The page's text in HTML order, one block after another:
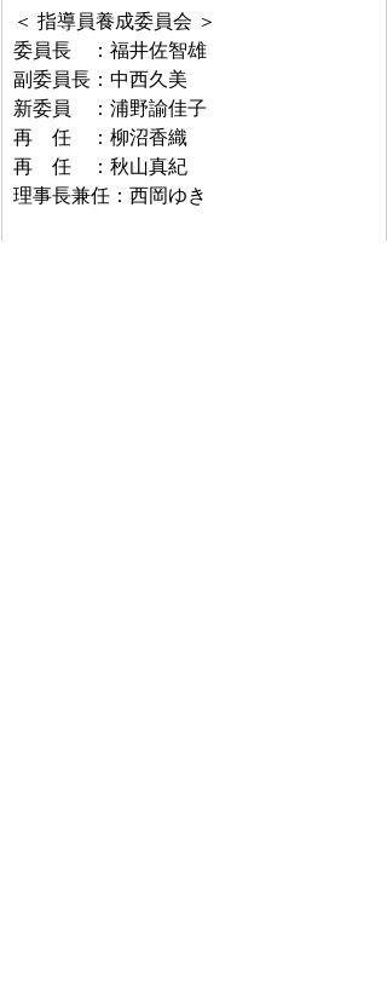
＜ 指導員養成委員会 ＞
委員長　：福井佐智雄
副委員長：中西久美
新委員　：浦野諭佳子
再　任　：柳沼香織
再　任　：秋山真紀
理事長兼任：西岡ゆき